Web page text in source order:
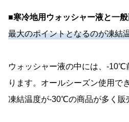
■寒冷地用ウォッシャー液と一
最大のポイントとなるのが凍結
ウォッシャー液の中には、-10℃
ります。オールシーズン使用で
凍結温度が-30℃の商品が多く販